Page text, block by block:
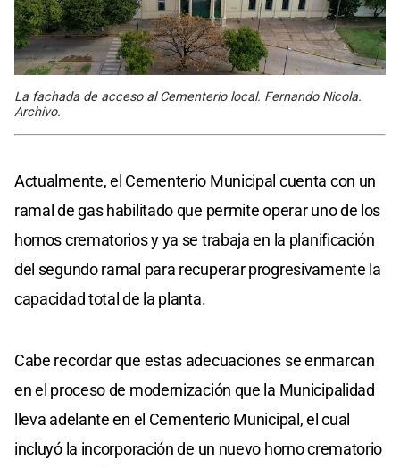
La fachada de acceso al Cementerio local. Fernando Nicola.
Archivo.
Actualmente, el Cementerio Municipal cuenta con un
ramal de gas habilitado que permite operar uno de los
hornos crematorios y ya se trabaja en la planificación
del segundo ramal para recuperar progresivamente la
capacidad total de la planta.
Cabe recordar que estas adecuaciones se enmarcan
en el proceso de modernización que la Municipalidad
lleva adelante en el Cementerio Municipal, el cual
incluyó la incorporación de un nuevo horno crematorio